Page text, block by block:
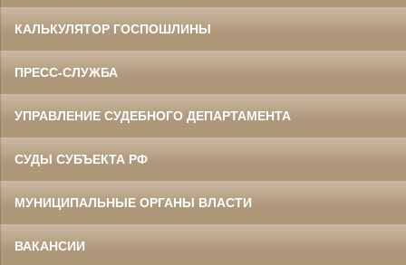
КАЛЬКУЛЯТОР ГОСПОШЛИНЫ
ПРЕСС-СЛУЖБА
УПРАВЛЕНИЕ СУДЕБНОГО ДЕПАРТАМЕНТА
СУДЫ СУБЪЕКТА РФ
МУНИЦИПАЛЬНЫЕ ОРГАНЫ ВЛАСТИ
ВАКАНСИИ